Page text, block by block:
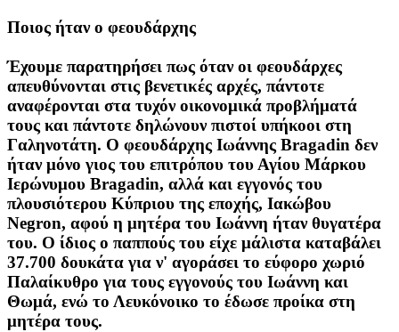
Ποιος ήταν ο φεουδάρχης
Έχουμε παρατηρήσει πως όταν οι φεουδάρχες
απευθύνονται στις βενετικές αρχές, πάντοτε
αναφέρονται στα τυχόν οικονομικά προβλήματά
τους και πάντοτε δηλώνουν πιστοί υπήκοοι στη
Γαληνοτάτη. Ο φεουδάρχης Ιωάννης Bragadin δεν
ήταν μόνο γιος του επιτρόπου του Αγίου Μάρκου
Ιερώνυμου Bragadin, αλλά και εγγονός του
πλουσιότερου Κύπριου της εποχής, Ιακώβου
Negron, αφού η μητέρα του Ιωάννη ήταν θυγατέρα
του. Ο ίδιος ο παππούς του είχε μάλιστα καταβάλει
37.700 δουκάτα για ν' αγοράσει το εύφορο χωριό
Παλαίκυθρο για τους εγγονούς του Ιωάννη και
Θωμά, ενώ το Λευκόνοικο το έδωσε προίκα στη
μητέρα τους.